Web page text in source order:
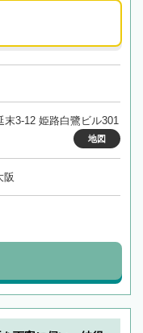
末3-12 姫路白鷺ビル301
地図
阪